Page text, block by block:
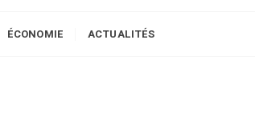
ÉCONOMIE ACTUALITÉS